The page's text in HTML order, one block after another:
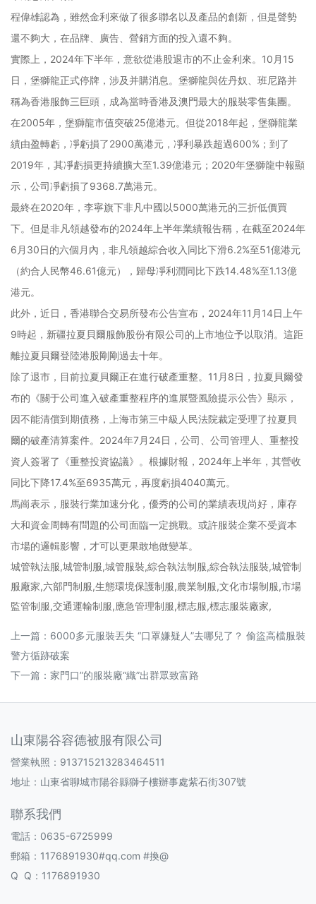
程偉雄認為，雖然金利來做了很多聯名以及產品的創新，但是聲勢
還不夠大，在品牌、廣告、營銷方面的投入還不夠。
實際上，2024年下半年，意欲從港股退市的不止金利來。10月15
日，堡獅龍正式停牌，涉及并購消息。堡獅龍與佐丹奴、班尼路并
稱為香港服飾三巨頭，成為當時香港及澳門最大的服裝零售集團。
在2005年，堡獅龍市值突破25億港元。但從2018年起，堡獅龍業
績由盈轉虧，凈虧損了2900萬港元，凈利暴跌超過600%；到了
2019年，其凈虧損更持續擴大至1.39億港元；2020年堡獅龍中報顯
示，公司凈虧損了9368.7萬港元。
最終在2020年，李寧旗下非凡中國以5000萬港元的三折低價買
下。但是非凡領越發布的2024年上半年業績報告稱，在截至2024年
6月30日的六個月內，非凡領越綜合收入同比下滑6.2%至51億港元
（約合人民幣46.61億元），歸母凈利潤同比下跌14.48%至1.13億
港元。
此外，近日，香港聯合交易所發布公告宣布，2024年11月14日上午
9時起，新疆拉夏貝爾服飾股份有限公司的上市地位予以取消。這距
離拉夏貝爾登陸港股剛剛過去十年。
除了退市，目前拉夏貝爾正在進行破產重整。11月8日，拉夏貝爾發
布的《關于公司進入破產重整程序的進展暨風險提示公告》顯示，
因不能清償到期債務，上海市第三中級人民法院裁定受理了拉夏貝
爾的破產清算案件。2024年7月24日，公司、公司管理人、重整投
資人簽署了《重整投資協議》。根據財報，2024年上半年，其營收
同比下降17.4%至6935萬元，再度虧損4040萬元。
馬崗表示，服裝行業加速分化，優秀的公司的業績表現尚好，庫存
大和資金周轉有問題的公司面臨一定挑戰。或許服裝企業不受資本
市場的邏輯影響，才可以更果敢地做變革。
城管執法服,城管制服,城管服裝,綜合執法制服,綜合執法服裝,城管制
服廠家,六部門制服,生態環境保護制服,農業制服,文化市場制服,市場
監管制服,交通運輸制服,應急管理制服,標志服,標志服裝廠家,
上一篇： 6000多元服裝丟失 “口罩嫌疑人”去哪兒了？ 偷盜高檔服裝
警方循跡破案
下一篇： 家門口”的服裝廠“織”出群眾致富路
山東陽谷容德被服有限公司
營業執照：913715213283464511
地址：山東省聊城市陽谷縣獅子樓辦事處紫石街307號
聯系我們
電話：0635-6725999
郵箱：1176891930#qq.com #換@
Q Q：1176891930